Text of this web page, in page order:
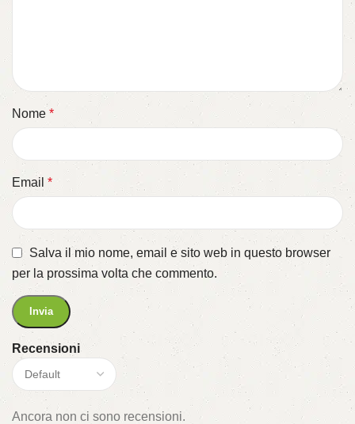
Recensioni
Ancora non ci sono recensioni.
Nome *
Email *
Salva il mio nome, email e sito web in questo browser
per la prossima volta che commento.